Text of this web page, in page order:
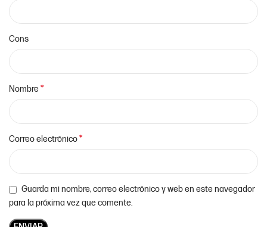
Cons
Nombre*
Correo electrónico*
Guarda mi nombre, correo electrónico y web en este navegador
para la próxima vez que comente.